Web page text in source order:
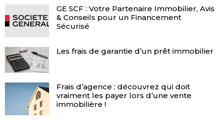
GE SCF : Votre Partenaire Immobilier, Avis
& Conseils pour un Financement
Sécurisé
Les frais de garantie d’un prêt immobilier
Frais d’agence : découvrez qui doit
vraiment les payer lors d’une vente
immobilière !